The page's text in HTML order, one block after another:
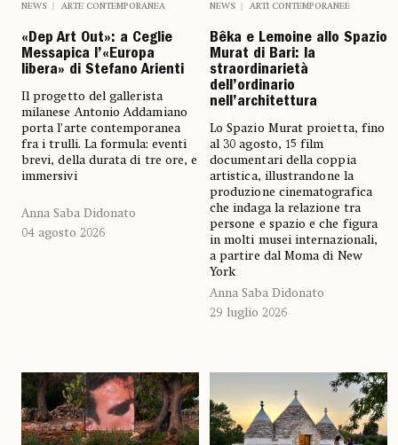
NEWS ARTE CONTEMPORANEA
«Dep Art Out»: a Ceglie
Messapica l’«Europa
libera» di Stefano Arienti
Il progetto del gallerista
milanese Antonio Addamiano
porta l’arte contemporanea
fra i trulli. La formula: eventi
brevi, della durata di tre ore, e
immersivi
Anna Saba Didonato
04 agosto 2026
NEWS ARTI CONTEMPORANEE
Bêka e Lemoine allo Spazio
Murat di Bari: la
straordinarietà
dell’ordinario
nell’architettura
Lo Spazio Murat proietta, fino
al 30 agosto, 15 film
documentari della coppia
artistica, illustrandone la
produzione cinematografica
che indaga la relazione tra
persone e spazio e che figura
in molti musei internazionali,
a partire dal Moma di New
York
Anna Saba Didonato
29 luglio 2026